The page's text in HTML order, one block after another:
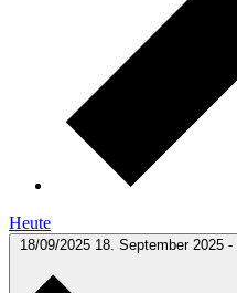
Heute
18/09/2025 18. September 2025 -